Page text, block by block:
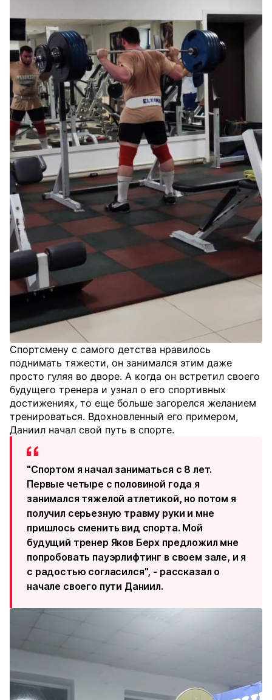
Спортсмену с самого детства нравилось
поднимать тяжести, он занимался этим даже
просто гуляя во дворе. А когда он встретил своего
будущего тренера и узнал о его спортивных
достижениях, то еще больше загорелся желанием
тренироваться. Вдохновленный его примером,
Даниил начал свой путь в спорте.
"Спортом я начал заниматься с 8 лет.
Первые четыре с половиной года я
занимался тяжелой атлетикой, но потом я
получил серьезную травму руки и мне
пришлось сменить вид спорта. Мой
будущий тренер Яков Берх предложил мне
попробовать пауэрлифтинг в своем зале, и я
с радостью согласился", - рассказал о
начале своего пути Даниил.